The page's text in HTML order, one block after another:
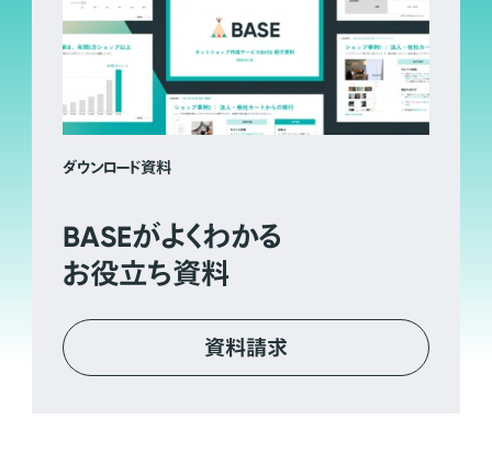
ダウンロード資料
BASEがよくわかる
お役立ち資料
資料請求